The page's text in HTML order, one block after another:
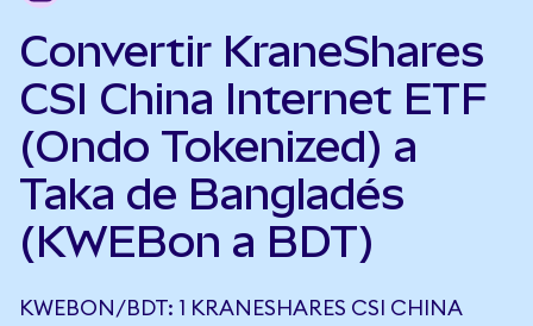
Convertir KraneShares
CSI China Internet ETF
(Ondo Tokenized) a
Taka de Bangladés
(KWEBon a BDT)
KWEBON/BDT: 1 KRANESHARES CSI CHINA